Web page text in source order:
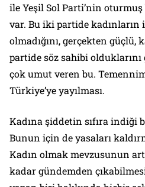
ile Yeşil Sol Parti’nin
var. Bu iki partide kadınların
olmadığını, gerçekten güçlü,
partide söz sahibi
çok umut veren bu.
Türkiye’ye yayılması.
Kadına şiddetin sıfıra indiği
Bunun için de yasaları
Kadın olmak mevzusunun
kadar gündemden